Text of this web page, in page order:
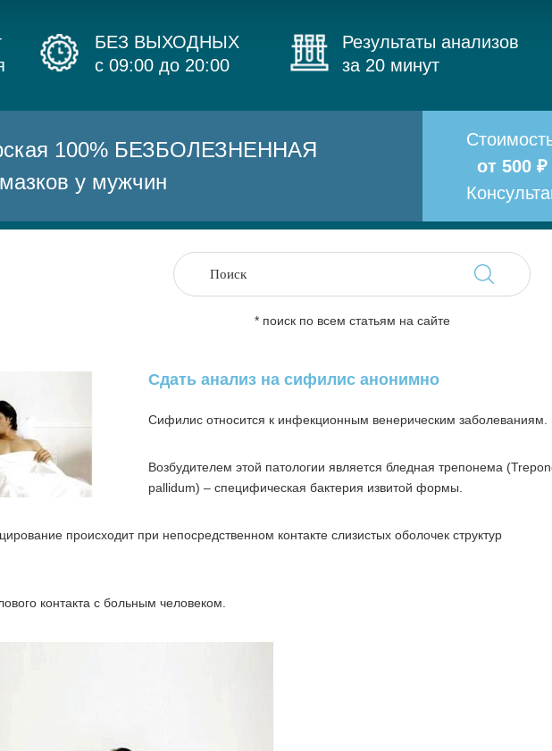
БЕЗ ВЫХОДНЫХ
с 09:00 до 20:00
Результаты анализов
за 20 минут
100% БЕЗБОЛЕЗНЕННАЯ
у мужчин
от 500
* поиск по всем статьям на сайте
Сдать анализ на сифилис анонимно
Сифилис относится к инфекционным венерическим заболеваниям.
Возбудителем этой патологии является бледная трепонема
pallidum) – специфическая бактерия извитой формы.
происходит при непосредственном контакте слизистых оболочек структур
контакта с больным человеком.